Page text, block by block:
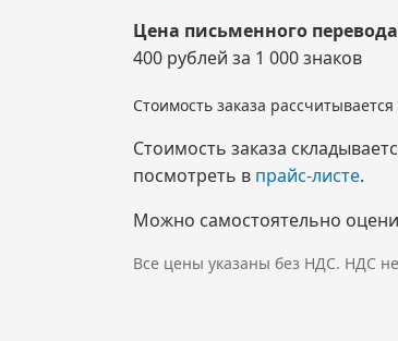
Цена письменного
400 рублей за 1 000 знаков
Стоимость заказа
Стоимость заказа
посмотреть в прайс-листе.
Можно самостоятельно
Все цены указаны без НДС. НДС